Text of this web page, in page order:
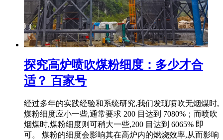
探究高炉喷吹煤粉细度：多少才合
适？ 百家号
经过多年的实践经验和系统研究,我们发现喷吹无烟煤时,
煤粉细度应小一些,通常要求 200 目达到 7080%；而喷吹
烟煤时,煤粉细度则可稍大一些,200 目达到 6065% 即
可。 煤粉的细度会影响其在高炉内的燃烧效率,从而影响